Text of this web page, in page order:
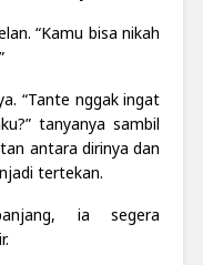
“Kamu bisa nikah
“Tante nggak ingat
tanyanya sambil
antara dirinya dan
tertekan.
ia segera